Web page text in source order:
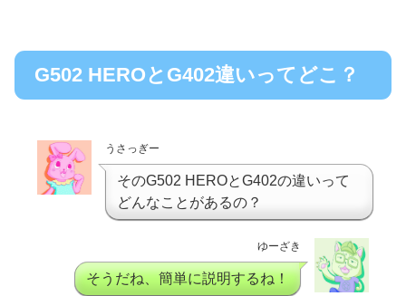
G502 HEROとG402違いってどこ？
うさっぎー
そのG502 HEROとG402の違いって
どんなことがあるの？
ゆーざき
そうだね、簡単に説明するね！